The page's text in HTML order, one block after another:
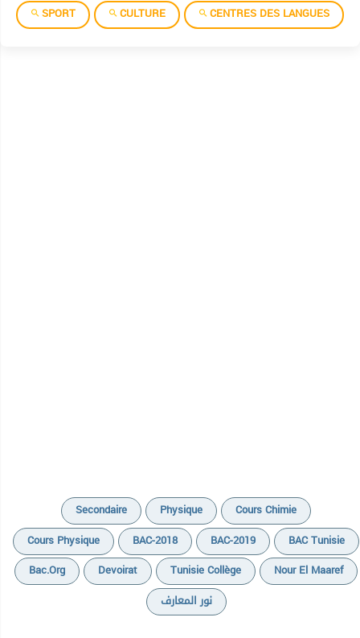
SPORT
CULTURE CENTRES DES LANGUES
Secondaire Physique
Cours Chimie
Cours Physique
BAC-2018 BAC-2019
BAC Tunisie
Bac.org
Devoirat Tunisie Collège
Nour El Maaref
نور المعارف